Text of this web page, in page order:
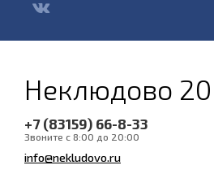
Неклюдово 20
+7 (83159) 66-8-33
Звоните с 8:00 до 20:00
info@nekludovo.ru